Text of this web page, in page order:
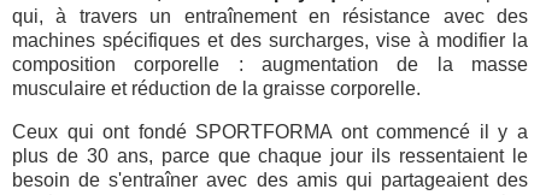
qui, à travers un entraînement en résistance avec des
machines spécifiques et des surcharges, vise à modifier la
composition corporelle : augmentation de la masse
musculaire et réduction de la graisse corporelle.
Ceux qui ont fondé SPORTFORMA ont commencé il y a
plus de 30 ans, parce que chaque jour ils ressentaient le
besoin de s'entraîner avec des amis qui partageaient des